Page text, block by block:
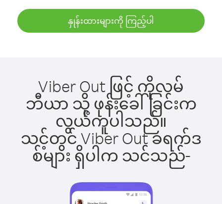
နှုန်းထားများကို ကြည့်ပါ
Viber Out ဖြင့် ကိုလမ်
ဘီယာ သို့ ဖုန်းခေါ်ခြင်းက
လွယ်ကူပါသည်။
သင့်တွင် Viber Out ခရက်ဒ
စ်များ ရှိပါက သင်သည်-